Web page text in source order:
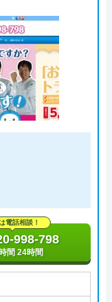
電話相談！
998-798
間 24時間